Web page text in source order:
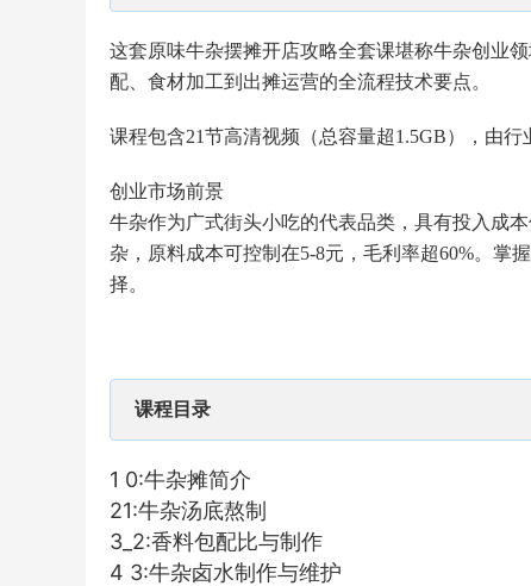
这套原味牛杂摆摊开店攻略全套课堪称牛杂创业
配、食材加工到出摊运营的全流程技术要点。
课程包含21节高清视频（总容量超1.5GB），由
创业市场前景
牛杂作为广式街头小吃的代表品类，具有投入成
杂，原料成本可控制在5-8元，毛利率超60%。掌
择。
课程目录
1 0:牛杂摊简介
21:牛杂汤底熬制
3_2:香料包配比与制作
4 3:牛杂卤水制作与维护